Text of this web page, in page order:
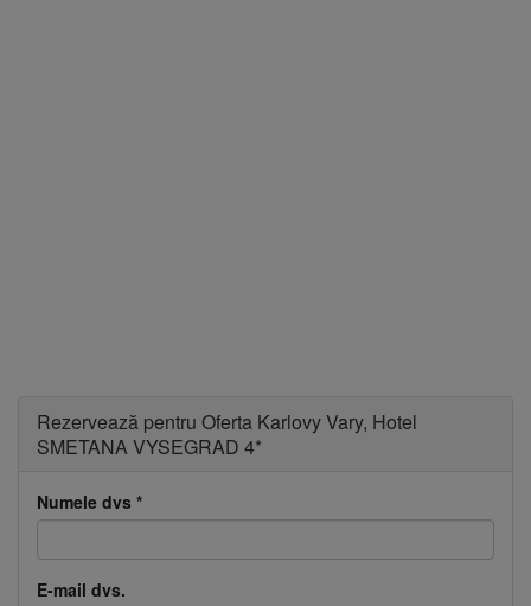
Ascundere
Rezervează pentru Oferta Karlovy Vary, Hotel
SMETANA VYSEGRAD 4*
Numele dvs *
E-mail dvs.